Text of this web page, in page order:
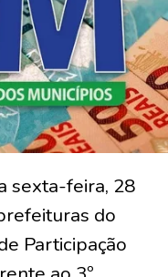
sexta-feira, 28
do
Participação